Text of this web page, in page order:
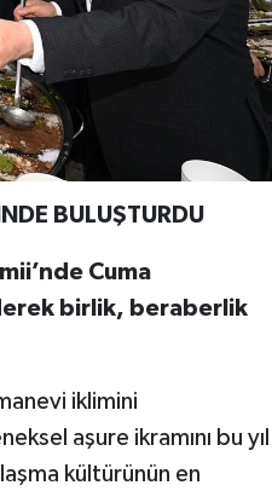
BULUŞTURDU
Cuma
birlik, beraberlik
iklimini
aşure ikramını bu yıl
kültürünün en